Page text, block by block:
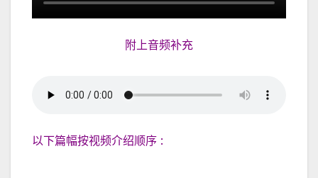
附上音频补充
以下篇幅按视频介绍顺序 :